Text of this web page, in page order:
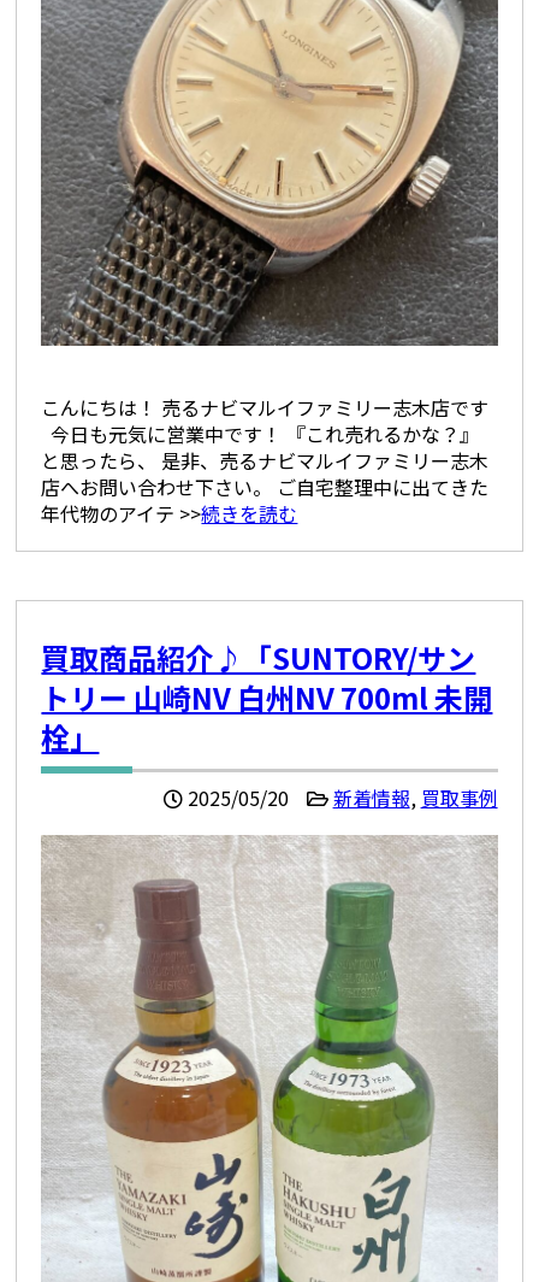
こんにちは！ 売るナビマルイファミリー志木店です
今日も元気に営業中です！ 『これ売れるかな？』
と思ったら、 是非、売るナビマルイファミリー志木
店へお問い合わせ下さい。 ご自宅整理中に出てきた
年代物のアイテ >>続きを読む
買取商品紹介♪「SUNTORY/サン
トリー 山崎NV 白州NV 700ml 未開
栓」
2025/05/20 新着情報, 買取事例